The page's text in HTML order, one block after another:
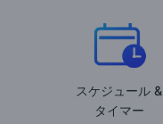
スケジュール &
タイマー